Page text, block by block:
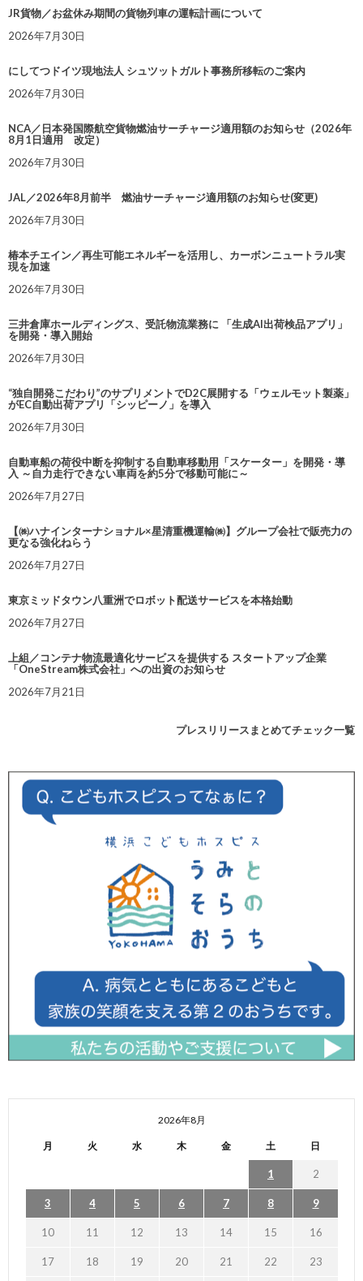
JR貨物／お盆休み期間の貨物列車の運転計画について
2026年7月30日
にしてつドイツ現地法人 シュツットガルト事務所移転のご案内
2026年7月30日
NCA／日本発国際航空貨物燃油サーチャージ適用額のお知らせ（2026年
8月1日適用 改定）
2026年7月30日
JAL／2026年8月前半 燃油サーチャージ適用額のお知らせ(変更)
2026年7月30日
椿本チエイン／再生可能エネルギーを活用し、カーボンニュートラル実
現を加速
2026年7月30日
三井倉庫ホールディングス、受託物流業務に 「生成AI出荷検品アプリ」
を開発・導入開始
2026年7月30日
“独自開発こだわり”のサプリメントでD2C展開する「ウェルモット製薬」
がEC自動出荷アプリ「シッピーノ」を導入
2026年7月30日
自動車船の荷役中断を抑制する自動車移動用「スケーター」を開発・導
入 ～自力走行できない車両を約5分で移動可能に～
2026年7月27日
【㈱ハナインターナショナル×星清重機運輸㈱】グループ会社で販売力の
更なる強化ねらう
2026年7月27日
東京ミッドタウン八重洲でロボット配送サービスを本格始動
2026年7月27日
上組／コンテナ物流最適化サービスを提供する スタートアップ企業
「OneStream株式会社」への出資のお知らせ
2026年7月21日
プレスリリースまとめてチェック一覧
2026年8月
月 火 水 木 金 土 日
1 2
3 4 5 6 7 8 9
10 11 12 13 14 15 16
17 18 19 20 21 22 23